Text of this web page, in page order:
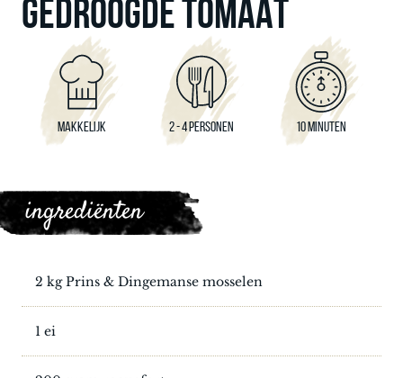
GEDROOGDE TOMAAT
MAKKELIJK 2 - 4 PERSONEN 10 MINUTEN
ingrediënten
2 kg Prins & Dingemanse mosselen
1 ei